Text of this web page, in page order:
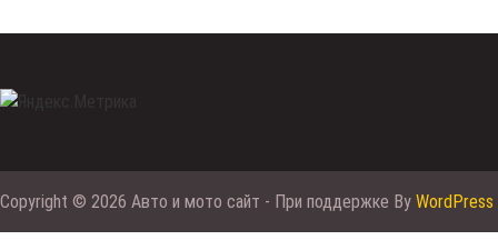
Copyright © 2026 Авто и мото сайт - При поддержке By WordPress